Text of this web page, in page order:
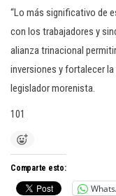
“Lo más significativo de
con los trabajadores y
alianza trinacional
inversiones y fortalecer
legislador morenista.
101
Comparte esto: